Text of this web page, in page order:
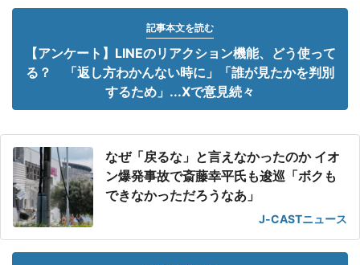
記事本文を読む
【アンケート】LINEのリアクション機能、どう使って
る？ 「返し方わかんない時に」「誰が見たかを判別
するため」...Xで意見続々
なぜ「戻るな」と言えなかったのか イオ
ン爆発事故で斎藤幸平氏も逡巡「ボクも
できなかっただろうなあ」
J-CASTニュース